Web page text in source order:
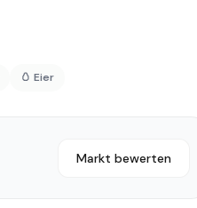
🥚 Eier
Markt bewerten